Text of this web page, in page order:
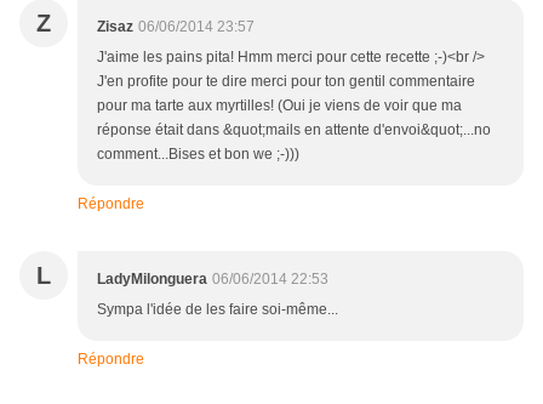
Z Zisaz 06/06/2014 23:57
J'aime les pains pita! Hmm merci pour cette recette ;-)<br />
J'en profite pour te dire merci pour ton gentil commentaire
pour ma tarte aux myrtilles! (Oui je viens de voir que ma
réponse était dans &quot;mails en attente d'envoi&quot;...no
comment...Bises et bon we ;-)))
Répondre
L LadyMilonguera 06/06/2014 22:53
Sympa l'idée de les faire soi-même...
Répondre